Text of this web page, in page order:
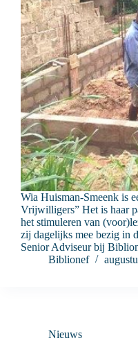
Wia Huisman-Smeenk is
Vrijwilligers” Het is haar
het stimuleren van
zij dagelijks mee bezig in
Senior Adviseur bij
Biblionef
Nieuws